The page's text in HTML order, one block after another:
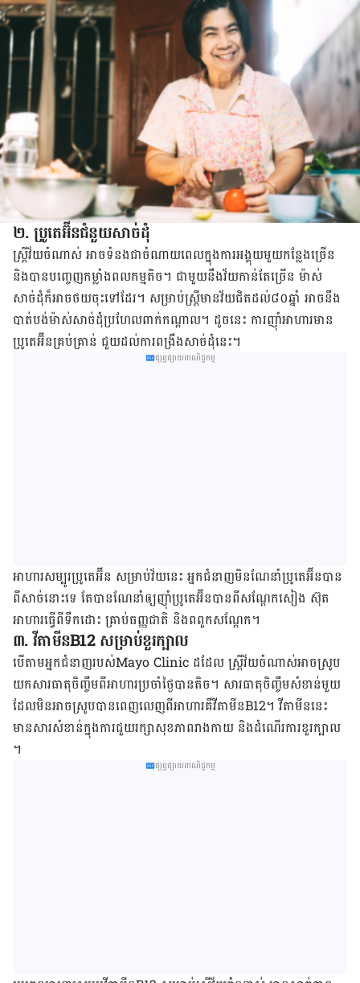
២. ប្រូតេអ៊ីន​ជំនួយ​សាច់ដុំ
ស្រ្តី​វ័យ​ចំណាស់ អាច​ទំនង​ជា​ចំណាយ​ពេល​ក្នុង​ការ​អង្គុយ​មួយ​កន្លែង​ច្រើន
និង​បាន​បញ្ចេញ​កម្លាំង​ពល​កម្ម​តិច។ ជាមួយ​នឹង​វ័យ​កាន់​តែ​ច្រើន ម៉ាស់​
សាច់ដុំ​ក៏​អាច​ថយ​ចុះ​ទៅ​ដែរ​។ សម្រាប់​​ស្រ្តី​មាន​វ័យ​ជិត​ដល់​៨០ឆ្នាំ អាច​នឹង​
បាត់​បង់​ម៉ាស់​សាច់ដុំ​ប្រហែល​ពាក់​កណ្ដាល។ ដូច​នេះ ការ​ញ៉ាំ​អាហារ​មាន​
ប្រូតេអ៊ីន​គ្រប់​គ្រាន់​ ជួយ​ដល់​ការ​ពង្រឹង​សាច់​ដុំ​នេះ​។
ផ្សព្វផ្សាយពាណិជ្ជកម្ម
អាហារ​សម្បូរ​ប្រូតេអ៊ីន សម្រាប់​វ័យ​នេះ អ្នក​ជំនាញ​មិន​ណែនាំ​ប្រូតេអ៊ីន​បាន​
ពី​សាច់​នោះ​ទេ តែ​បាន​ណែនាំ​ឲ្យ​ញ៉ាំ​ប្រូតេអ៊ីន​បាន​ពី​សណ្ដែកសៀង ស៊ុត
អាហារ​ធ្វើ​ពី​ទឹកដោះ គ្រាប់​ធញ្ញជាតិ និង​ពពួក​សណ្ដែក​។
៣. វីតាមីនB12 សម្រាប់​ខួរក្បាល​
​បើ​តាម​អ្នក​ជំនាញ​របស់​Mayo Clinic ដដែល ស្រ្តី​វ័យ​ចំណាស់​អាច​ស្រូប​
យក​សារធាតុ​ចិញ្ចឹម​ពី​អាហារ​ប្រចាំ​ថ្ងៃ​បាន​តិច។ សារធាតុ​ចិញ្ចឹម​សំខាន់​មួយ​
ដែល​មិន​អាច​ស្រូប​បាន​ពេញ​លេញ​ពី​អាហារ​គឺ​វីតាមីន​B12។ វីតាមីន​នេះ​
មាន​សារសំខាន់​ក្នុង​ការ​ជួយ​រក្សា​សុខភាព​រាង​កាយ និង​ដំណើរ​ការ​ខួរ​ក្បាល​
។
ផ្សព្វផ្សាយពាណិជ្ជកម្ម